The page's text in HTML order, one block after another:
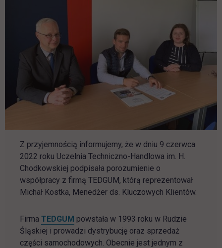
Z przyjemnością informujemy, że w dniu 9 czerwca
2022 roku Uczelnia Techniczno-Handlowa im. H.
Chodkowskiej podpisała porozumienie o
współpracy z firmą TEDGUM, którą reprezentował
Michał Kostka, Menedżer ds. Kluczowych Klientów.
Firma TEDGUM link otwiera się w nowej karcie
powstała w 1993 roku w Rudzie
Śląskiej i prowadzi dystrybucję oraz sprzedaż
części samochodowych. Obecnie jest jednym z